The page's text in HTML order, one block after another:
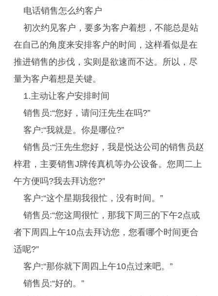
电话销售怎么约客户
初次约见客户，要多为客户着想，不能总是站
在自己的角度来安排客户的时间，这样看似是在
推进销售的步伐，实则是欲速而不达。所以，尽
量为客户着想是关键。
1.主动让客户安排时间
销售员:“您好，请问汪先生在吗?”
客户:“我就是。你是哪位?”
销售员:“汪先生您好，我是悦达公司的销售员赵
梓君，主要销售J牌传真机等办公设备。您周二上
午方便吗?我去拜访您?”
客户:“这个星期我很忙，没有时间。”
销售员:“您这周很忙，那我下周三的下午2点或
者下周四上午10点去拜访您，您看哪个时间更合
适呢?”
客户:“那你就下周四上午10点过来吧。”
销售员:“好的。”